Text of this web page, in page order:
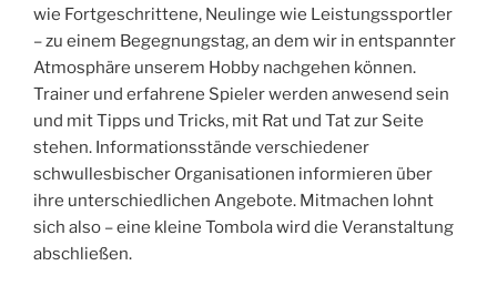
wie Fortgeschrittene, Neulinge wie Leistungssportler
– zu einem Begegnungstag, an dem wir in entspannter
Atmosphäre unserem Hobby nachgehen können.
Trainer und erfahrene Spieler werden anwesend sein
und mit Tipps und Tricks, mit Rat und Tat zur Seite
stehen. Informationsstände verschiedener
schwullesbischer Organisationen informieren über
ihre unterschiedlichen Angebote. Mitmachen lohnt
sich also – eine kleine Tombola wird die Veranstaltung
abschließen.